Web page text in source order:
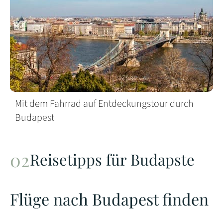
Mit dem Fahrrad auf Entdeckungstour durch
Budapest
Reisetipps für Budapste
Flüge nach Budapest finden